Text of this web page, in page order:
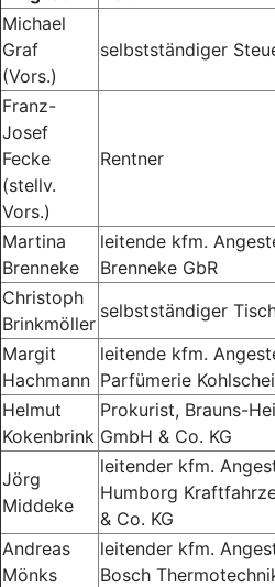
Michael
Graf
(Vors.)
selbstständiger
Franz-
Josef
Fecke
(stellv.
Vors.)
Rentner
Martina
Brenneke
leitende kfm.
Brenneke GbR
Christoph
Brinkmöller
selbstständiger
Margit
Hachmann
leitende kfm.
Parfümerie
Helmut
Kokenbrink
Prokurist, Brauns-
GmbH & Co. KG
Jörg
Middeke
leitender kfm.
Humborg
& Co. KG
Andreas
Mönks
leitender kfm.
Bosch